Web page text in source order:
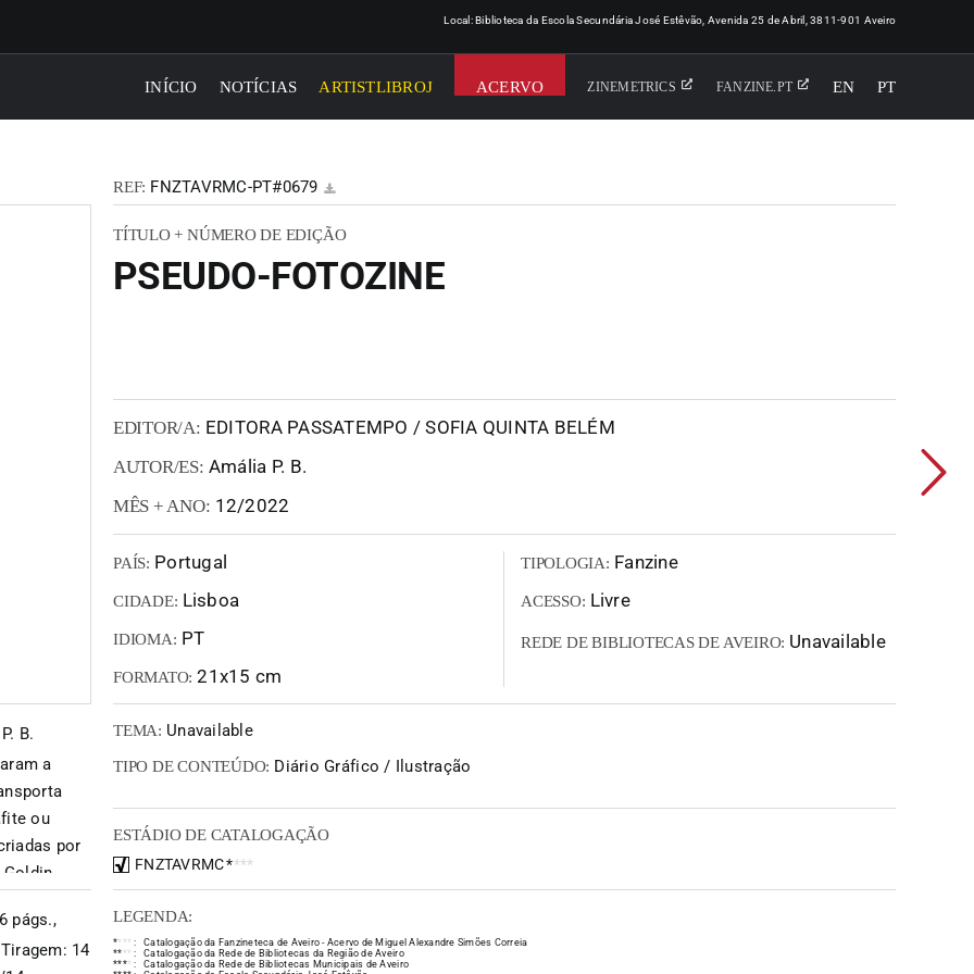
Local: Biblioteca da Escola Secundária José Estêvão, Avenida 25 de Abril, 3811-901 Aveiro
INÍCIO NOTÍCIAS ARTISTLIBROJ ACERVO ZINEMETRICS FANZINE.PT EN PT
REF: FNZTAVRMC-PT#0679
TÍTULO + NÚMERO DE EDIÇÃO
PSEUDO-FOTOZINE
EDITOR/A: EDITORA PASSATEMPO / SOFIA QUINTA BELÉM
AUTOR/ES: Amália P. B.
MÊS + ANO: 12/2022
PAÍS: Portugal
CIDADE: Lisboa
IDIOMA: PT
FORMATO: 21x15 cm
TIPOLOGIA: Fanzine
ACESSO: Livre
REDE DE BIBLIOTECAS DE AVEIRO: Unavailable
B.
a
ou
por
e
criadas
TEMA: Unavailable
TIPO DE CONTEÚDO: Diário Gráfico / Ilustração
ESTÁDIO DE CATALOGAÇÃO
FNZTAVRMC****
págs.,
14
LEGENDA:
** * * :
Catalogação da Fanzineteca de Aveiro - Acervo de Miguel Alexandre Simões Correia
** * * :
Catalogação da Rede de Bibliotecas da Região de Aveiro
**** :
Catalogação da Rede de Bibliotecas Municipais de Aveiro